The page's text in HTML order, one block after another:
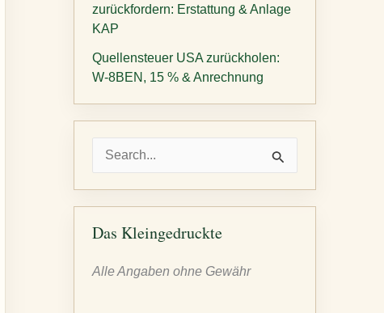
zurückfordern: Erstattung & Anlage
KAP
Quellensteuer USA zurückholen:
W-8BEN, 15 % & Anrechnung
h
n
Das Kleingedruckte
Alle Angaben ohne Gewähr